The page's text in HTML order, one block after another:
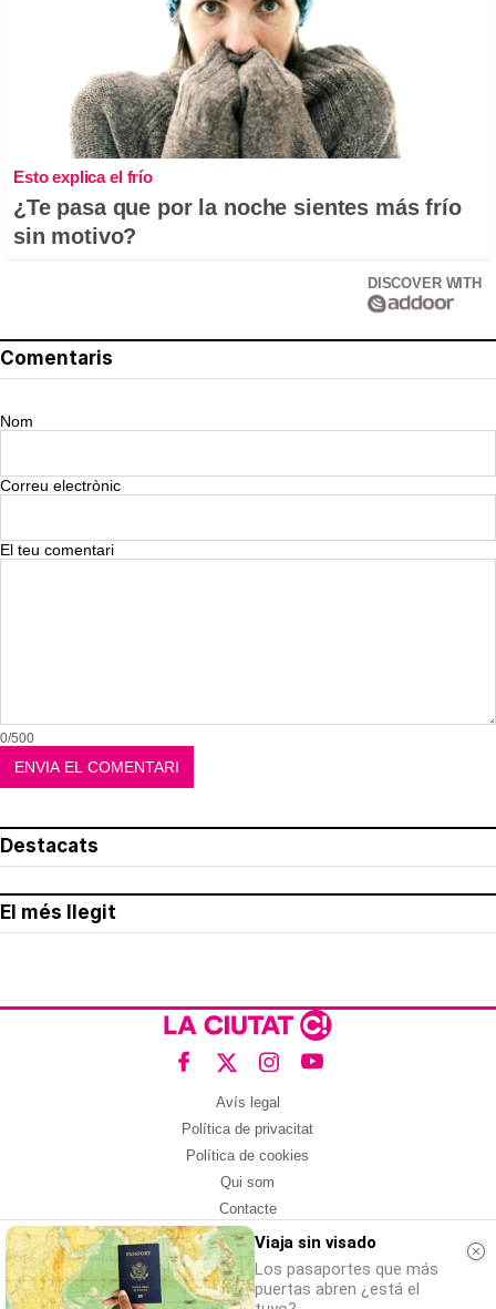
Esto explica el frío
¿Te pasa que por la noche sientes más frío
sin motivo?
DISCOVER WITH
Comentaris
Nom
Correu electrònic
El teu comentari
0/500
Destacats
El més llegit
Avís legal
Política de privacitat
Política de cookies
Qui som
Contacte
Xarxes socials
Amb col·laboració de:
Viaja sin visado
Los pasaportes que más
puertas abren ¿está el